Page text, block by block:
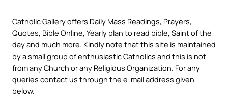
Catholic Gallery offers Daily Mass Readings, Prayers,
Quotes, Bible Online, Yearly plan to read bible, Saint of the
day and much more. Kindly note that this site is maintained
by a small group of enthusiastic Catholics and this is not
from any Church or any Religious Organization. For any
queries contact us through the e-mail address given
below.